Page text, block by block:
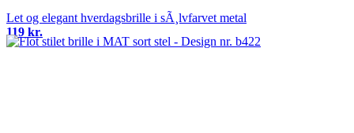
Let og elegant hverdagsbrille i sÃ¸lvfarvet metal
119 kr.